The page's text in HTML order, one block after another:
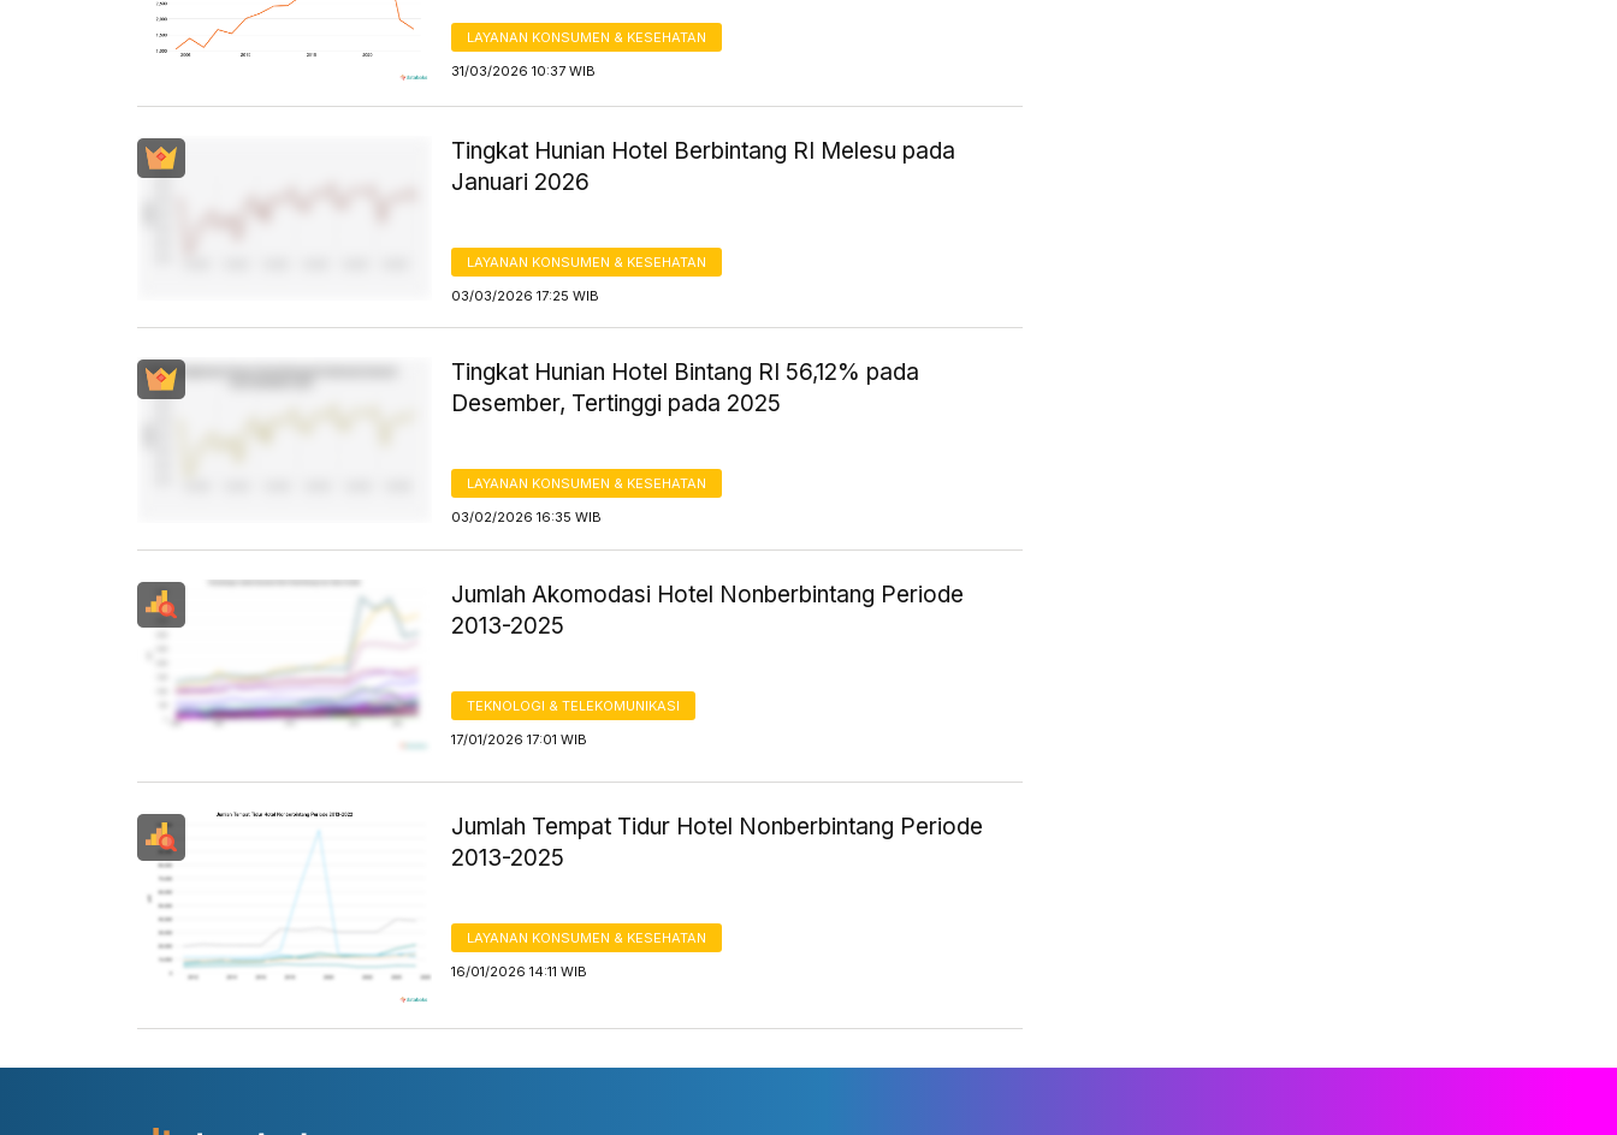
LAYANAN KONSUMEN & KESEHATAN
31/03/2026 10:37 WIB
Tingkat Hunian Hotel Berbintang RI Melesu pada
Januari 2026
LAYANAN KONSUMEN & KESEHATAN
03/03/2026 17:25 WIB
Tingkat Hunian Hotel Bintang RI 56,12% pada
Desember, Tertinggi pada 2025
LAYANAN KONSUMEN & KESEHATAN
03/02/2026 16:35 WIB
Jumlah Akomodasi Hotel Nonberbintang Periode
2013-2025
TEKNOLOGI & TELEKOMUNIKASI
17/01/2026 17:01 WIB
Jumlah Tempat Tidur Hotel Nonberbintang Periode
2013-2025
LAYANAN KONSUMEN & KESEHATAN
16/01/2026 14:11 WIB